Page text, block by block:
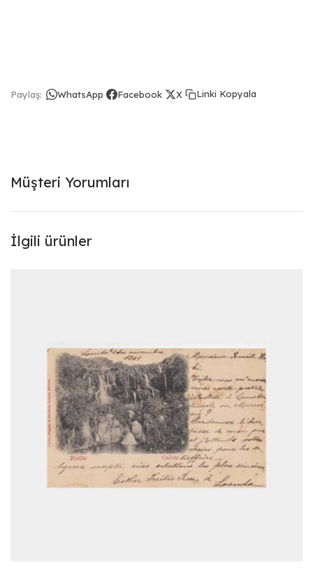
Paylaş: WhatsApp Facebook X Linki Kopyala
Müşteri Yorumları
İlgili ürünler